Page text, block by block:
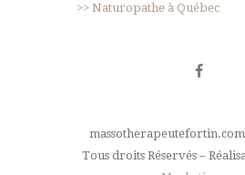
>> Naturopathe à Québec
Tous droits Réservés –